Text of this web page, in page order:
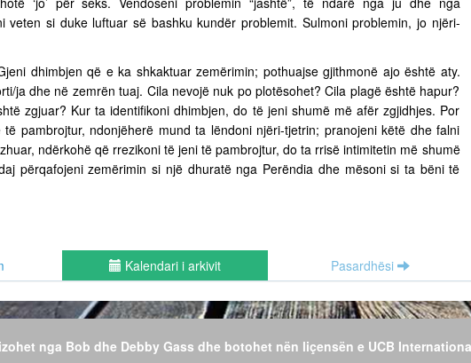
veten si duke luftuar së bashku kundër problemit. Sulmoni problemin, jo njëri-
dhimbjen që e ka shkaktuar zemërimin; pothuajse gjithmonë ajo është aty.
ja dhe në zemrën tuaj. Cila nevojë nuk po plotësohet? Cila plagë është hapur?
zgjuar? Kur ta identifikoni dhimbjen, do të jeni shumë më afër zgjidhjes. Por
pambrojtur, ndonjëherë mund ta lëndoni njëri-tjetrin; pranojeni këtë dhe falni
ndërkohë që rrezikoni të jeni të pambrojtur, do ta rrisë intimitetin më shumë
përqafojeni zemërimin si një dhuratë nga Perëndia dhe mësoni si ta bëni të
Kalendari i arkivit Pasardhësi
nga Bob dhe Debby Gass dhe botohet nën liçensën e UCB